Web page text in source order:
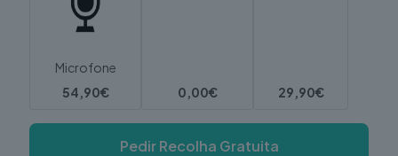
Microfone
54,90€
0,00€ 29,90€
Pedir Recolha Gratuita